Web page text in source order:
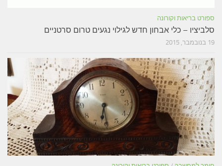
ספורט בריאות וקורונה
סלביציו – כלי אבחון חדש לגילוי נגעים טרום סרטניים
19 בנובמבר, 2015